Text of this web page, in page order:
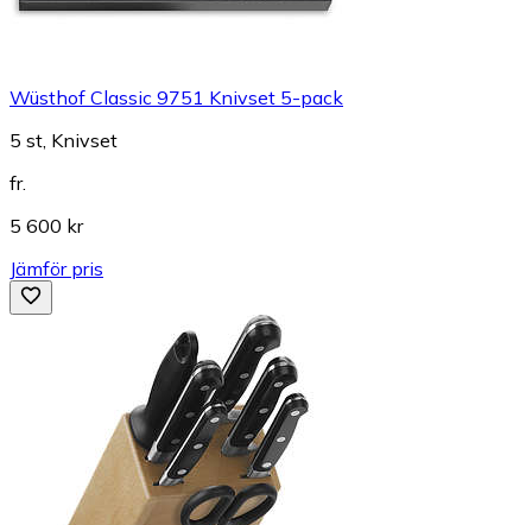
Wüsthof Classic 9751 Knivset 5-pack
5 st, Knivset
fr.
5 600 kr
Jämför pris